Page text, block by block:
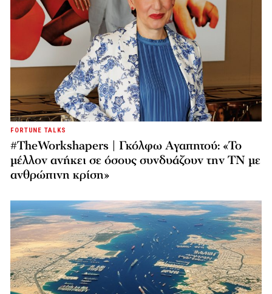
FORTUNE TALKS
#TheWorkshapers | Γκόλφω Αγαπητού: «Το
μέλλον ανήκει σε όσους συνδυάζουν την ΤΝ με
ανθρώπινη κρίση»